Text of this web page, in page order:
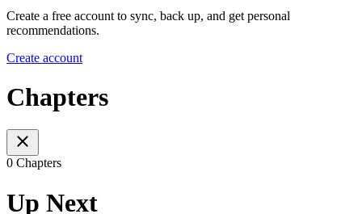
Create a free account to sync, back up, and get personal
recommendations.
Create account
Chapters
0 Chapters
Up Next